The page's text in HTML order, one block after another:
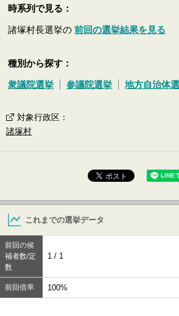
時系列で見る：
諸塚村長選挙の前回の選挙結果を見る
種別から探す：
衆議院選挙 参議院選挙 地方自治体
対象行政区 ：
諸塚村
これまでの選挙データ
前回の候
補者数/定
数
1 / 1
前回倍率 100%